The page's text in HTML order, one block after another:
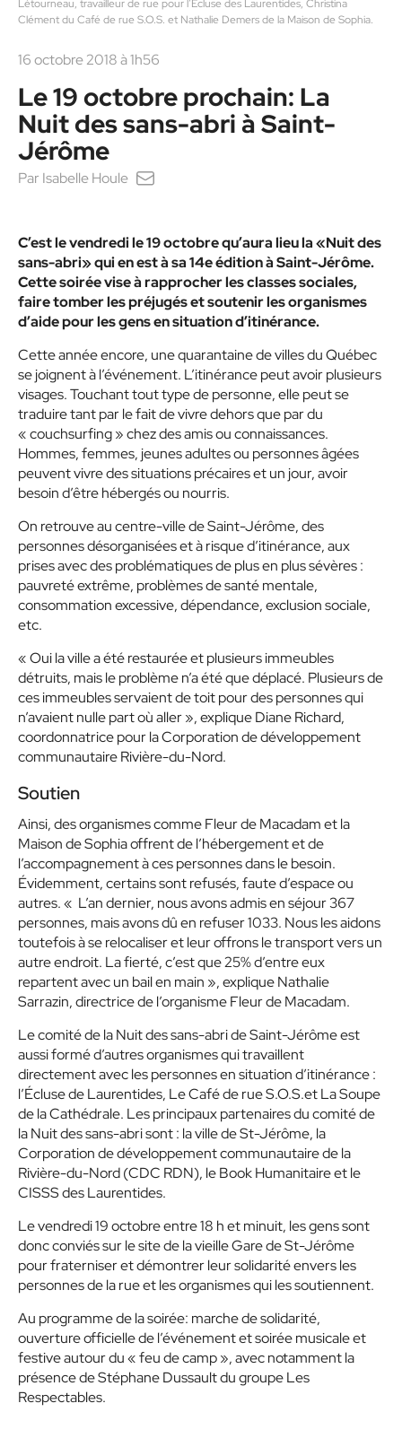
Létourneau, travailleur de rue pour l’Écluse des Laurentides, Christina
Clément du Café de rue S.O.S. et Nathalie Demers de la Maison de Sophia.
16 octobre 2018 à 1h56
Le 19 octobre prochain: La
Nuit des sans-abri à Saint-
Jérôme
Par Isabelle Houle
C’est le vendredi le 19 octobre qu’aura lieu la «Nuit des
sans-abri» qui en est à sa 14e édition à Saint-Jérôme.
Cette soirée vise à rapprocher les classes sociales,
faire tomber les préjugés et soutenir les organismes
d’aide pour les gens en situation d’itinérance.
Cette année encore, une quarantaine de villes du Québec
se joignent à l’événement. L’itinérance peut avoir plusieurs
visages. Touchant tout type de personne, elle peut se
traduire tant par le fait de vivre dehors que par du
« couchsurfing » chez des amis ou connaissances.
Hommes, femmes, jeunes adultes ou personnes âgées
peuvent vivre des situations précaires et un jour, avoir
besoin d’être hébergés ou nourris.
On retrouve au centre-ville de Saint-Jérôme, des
personnes désorganisées et à risque d’itinérance, aux
prises avec des problématiques de plus en plus sévères :
pauvreté extrême, problèmes de santé mentale,
consommation excessive, dépendance, exclusion sociale,
etc.
« Oui la ville a été restaurée et plusieurs immeubles
détruits, mais le problème n’a été que déplacé. Plusieurs de
ces immeubles servaient de toit pour des personnes qui
n’avaient nulle part où aller », explique Diane Richard,
coordonnatrice pour la Corporation de développement
communautaire Rivière-du-Nord.
Soutien
Ainsi, des organismes comme Fleur de Macadam et la
Maison de Sophia offrent de l’hébergement et de
l’accompagnement à ces personnes dans le besoin.
Évidemment, certains sont refusés, faute d’espace ou
autres. « L’an dernier, nous avons admis en séjour 367
personnes, mais avons dû en refuser 1033. Nous les aidons
toutefois à se relocaliser et leur offrons le transport vers un
autre endroit. La fierté, c’est que 25% d’entre eux
repartent avec un bail en main », explique Nathalie
Sarrazin, directrice de l’organisme Fleur de Macadam.
Le comité de la Nuit des sans-abri de Saint-Jérôme est
aussi formé d’autres organismes qui travaillent
directement avec les personnes en situation d’itinérance :
l’Écluse de Laurentides, Le Café de rue S.O.S.et La Soupe
de la Cathédrale. Les principaux partenaires du comité de
la Nuit des sans-abri sont : la ville de St-Jérôme, la
Corporation de développement communautaire de la
Rivière-du-Nord (CDC RDN), le Book Humanitaire et le
CISSS des Laurentides.
Le vendredi 19 octobre entre 18 h et minuit, les gens sont
donc conviés sur le site de la vieille Gare de St-Jérôme
pour fraterniser et démontrer leur solidarité envers les
personnes de la rue et les organismes qui les soutiennent.
Au programme de la soirée: marche de solidarité,
ouverture officielle de l’événement et soirée musicale et
festive autour du « feu de camp », avec notamment la
présence de Stéphane Dussault du groupe Les
Respectables.